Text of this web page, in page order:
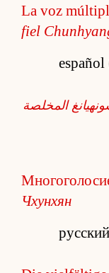
La voz
fiel
español
المخلصة
Чхунхян